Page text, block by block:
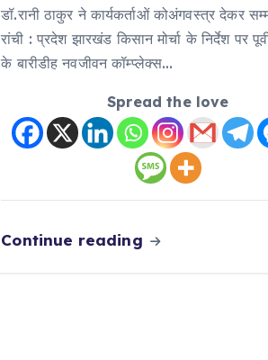
डॉ.रानी ठाकुर ने कार्यकर्ताओं कोअंगवस्त्र देकर
रांची : प्रदेश झारखंड किसान मोर्चा के निर्देश पर
के बारीडीह नवजीवन कॉम्प्लेक्स…
Spread the love
Continue reading